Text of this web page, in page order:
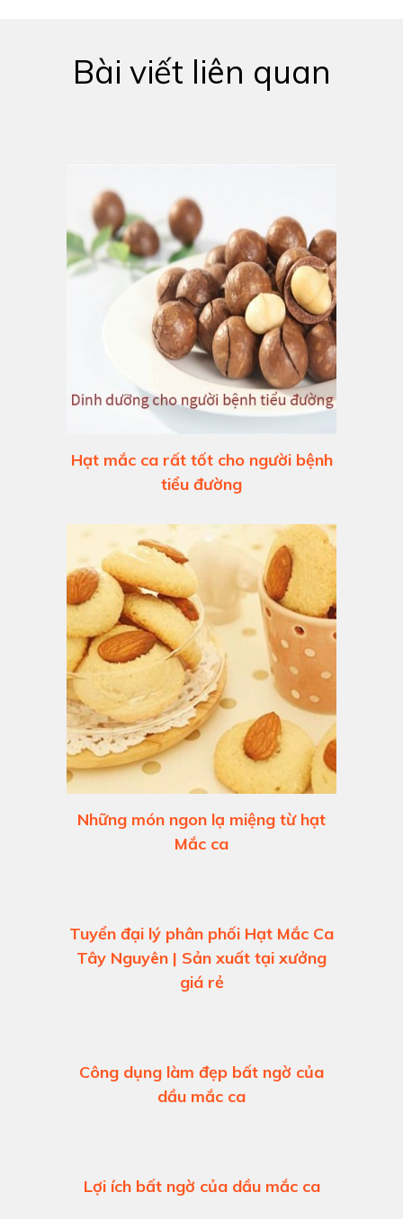
Bài viết liên quan
Hạt mắc ca rất tốt cho người bệnh
tiểu đường
Những món ngon lạ miệng từ hạt
Mắc ca
Tuyển đại lý phân phối Hạt Mắc Ca